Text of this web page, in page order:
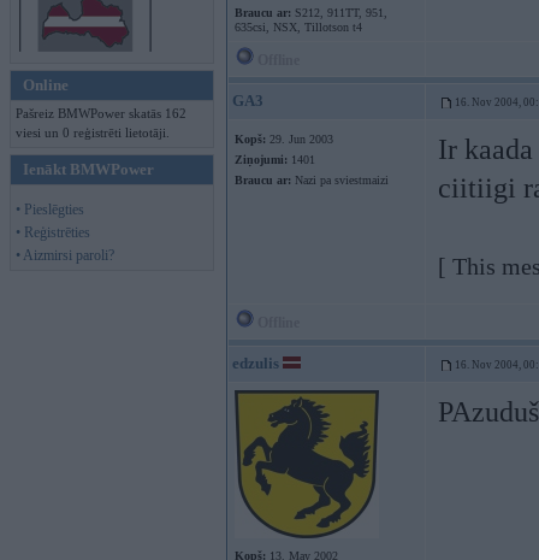
Online
Pašreiz BMWPower skatās 162
viesi un 0 reģistrēti lietotāji.
Ienākt BMWPower
• Pieslēgties
• Reģistrēties
• Aizmirsi paroli?
Braucu ar: S212, 911TT, 951,
635csi, NSX, Tillotson t4
GA3 16. Nov 2004,
Kopš: 29. Jun 2003
Ziņojumi: 1401
Braucu ar: Nazi pa sviestmaizi
Ir kaada
ciitiigi
[ This
edzulis 16. Nov 2004,
Kopš: 13. May 2002